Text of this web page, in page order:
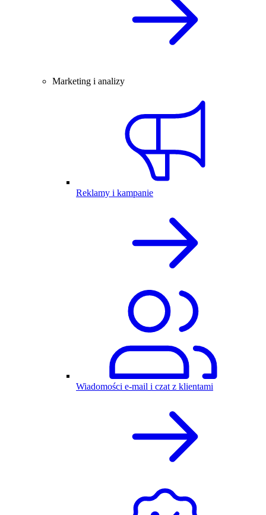
Marketing i analizy
Reklamy i kampanie
Wiadomości e-mail i czat z klientami